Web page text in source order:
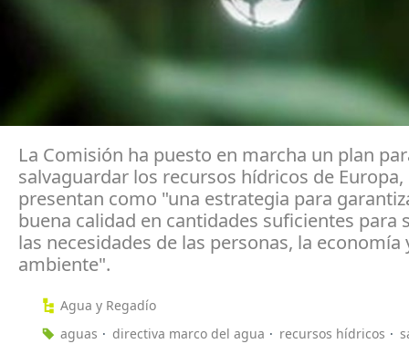
La Comisión ha puesto en marcha un plan
salvaguardar los recursos hídricos de Europa,
presentan como "una estrategia para
buena calidad en cantidades suficientes para
las necesidades de las personas, la economía
ambiente".
Agua y Regadío
aguas
directiva marco del agua recursos hídricos